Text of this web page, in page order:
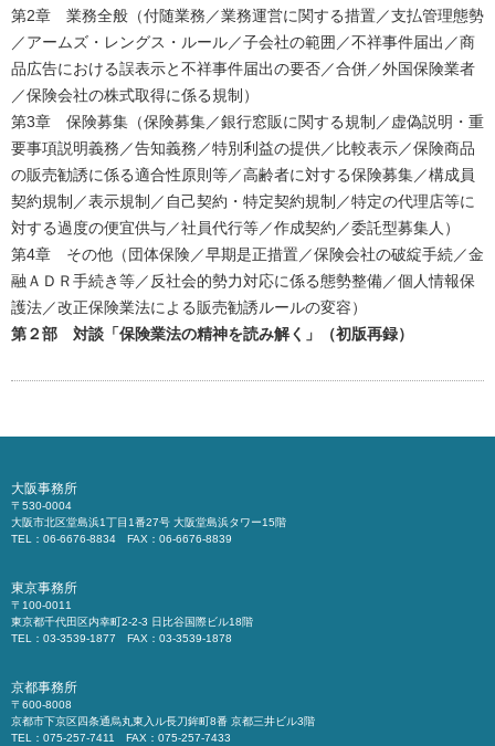
第2章 業務全般（付随業務／業務運営に関する措置／支払管理態勢
／アームズ・レングス・ルール／子会社の範囲／不祥事件届出／商
品広告における誤表示と不祥事件届出の要否／合併／外国保険業者
／保険会社の株式取得に係る規制）
第3章 保険募集（保険募集／銀行窓販に関する規制／虚偽説明・重
要事項説明義務／告知義務／特別利益の提供／比較表示／保険商品
の販売勧誘に係る適合性原則等／高齢者に対する保険募集／構成員
契約規制／表示規制／自己契約・特定契約規制／特定の代理店等に
対する過度の便宜供与／社員代行等／作成契約／委託型募集人）
第4章 その他（団体保険／早期是正措置／保険会社の破綻手続／金
融ＡＤＲ手続き等／反社会的勢力対応に係る態勢整備／個人情報保
護法／改正保険業法による販売勧誘ルールの変容）
第２部 対談「保険業法の精神を読み解く」（初版再録）
大阪事務所
〒530-0004
大阪市北区堂島浜1丁目1番27号 大阪堂島浜タワー15階
TEL：06-6676-8834 FAX：06-6676-8839
東京事務所
〒100-0011
東京都千代田区内幸町2-2-3 日比谷国際ビル18階
TEL：03-3539-1877 FAX：03-3539-1878
京都事務所
〒600-8008
京都市下京区四条通烏丸東入ル長刀鉾町8番 京都三井ビル3階
TEL：075-257-7411 FAX：075-257-7433